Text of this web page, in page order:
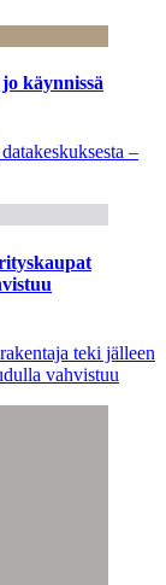
käynnissä
–
teki jälleen
vahvistuu